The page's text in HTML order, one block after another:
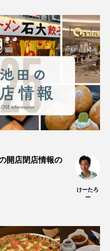
開店閉店情報の
けーたろ
ー